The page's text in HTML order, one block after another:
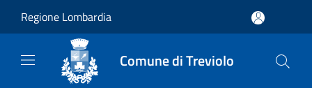
Regione Lombardia
Comune di Treviolo